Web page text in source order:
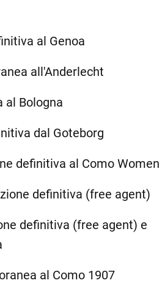
al Genoa
all'Anderlecht
al Bologna
dal Goteborg
definitiva al Como Women
definitiva (free agent)
definitiva (free agent) e
al Como 1907